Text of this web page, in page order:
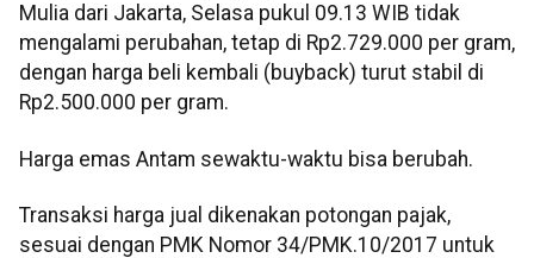
Mulia dari Jakarta, Selasa pukul 09.13 WIB tidak
mengalami perubahan, tetap di Rp2.729.000 per gram,
dengan harga beli kembali (buyback) turut stabil di
Rp2.500.000 per gram.
Harga emas Antam sewaktu-waktu bisa berubah.
Transaksi harga jual dikenakan potongan pajak,
sesuai dengan PMK Nomor 34/PMK.10/2017 untuk